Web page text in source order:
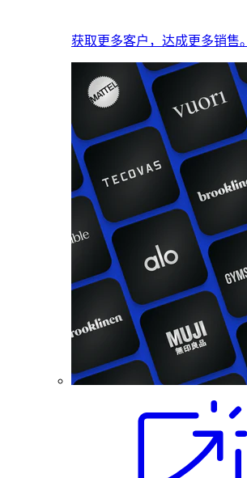
获取更多客户，达成更多销售。